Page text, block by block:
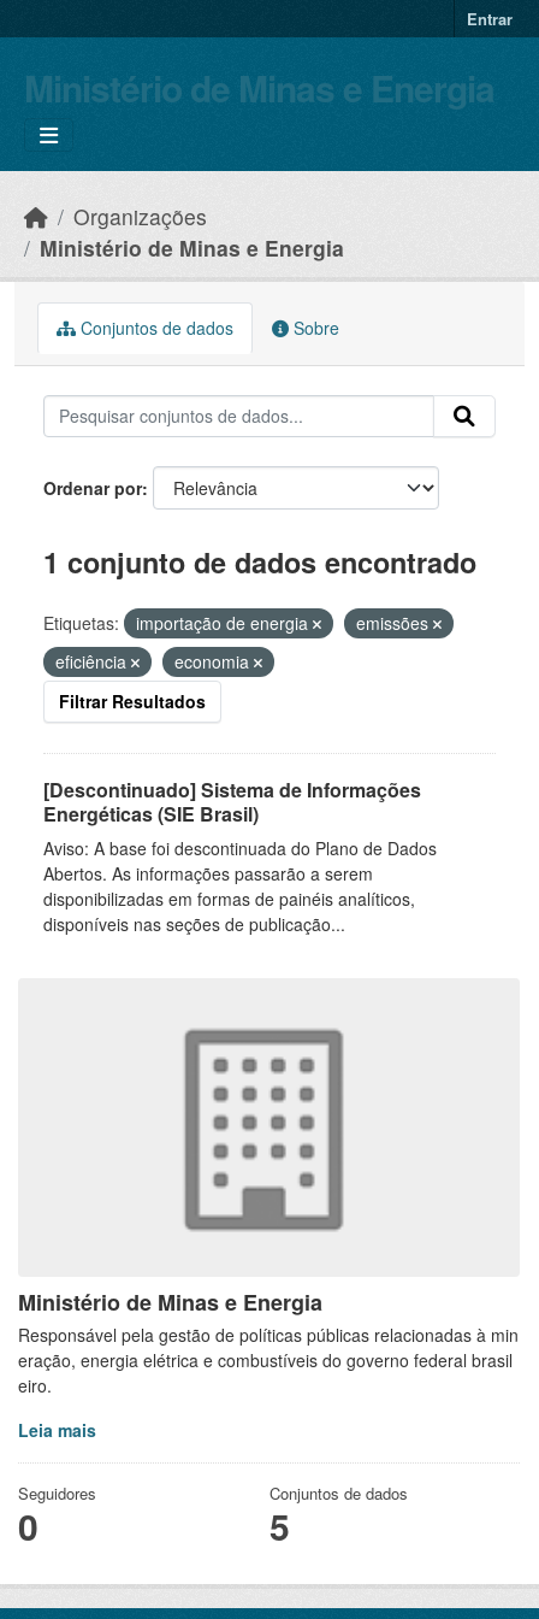
Entrar
Ministério de Minas e Energia
Organizações
Ministério de Minas e Energia
Ministério de Minas e Energia
Responsável pela gestão de políticas públicas relacionadas à min
eração, energia elétrica e combustíveis do governo federal brasil
eiro.
Leia mais
Seguidores
0
Conjuntos de dados
5
Conjuntos de dados Sobre
Ordenar por
1 conjunto de dados encontrado
Etiquetas: importação de energia
emissões
eficiência
economia
Filtrar Resultados
[Descontinuado] Sistema de Informações
Energéticas (SIE Brasil)
Aviso: A base foi descontinuada do Plano de Dados
Abertos. As informações passarão a serem
disponibilizadas em formas de painéis analíticos,
disponíveis nas seções de publicação...